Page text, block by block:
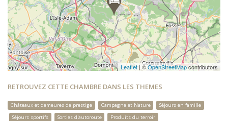
Leaflet | ©OpenStreetMapcontributors
RETROUVEZ CETTE CHAMBRE DANS LES THEMES
Châteaux et demeures de prestige Campagne et Nature
Séjours en famille
Séjours sportifs
Sorties d'autoroute Produits du terroir